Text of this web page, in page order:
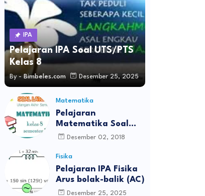
IPA
Pelajaran IPA Soal UTS/PTS
Kelas 8
By - Bimbeles.com Desember 25, 2025
Matematika
Pelajaran
Matematika Soal
UAS Kelas 8
Desember 02, 2018
Fisika
Pelajaran IPA Fisika
Arus bolak-balik (AC)
Desember 25, 2025